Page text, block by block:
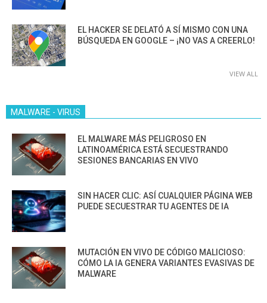
EL HACKER SE DELATÓ A SÍ MISMO CON UNA
BÚSQUEDA EN GOOGLE – ¡NO VAS A CREERLO!
VIEW ALL
MALWARE - VIRUS
EL MALWARE MÁS PELIGROSO EN
LATINOAMÉRICA ESTÁ SECUESTRANDO
SESIONES BANCARIAS EN VIVO
SIN HACER CLIC: ASÍ CUALQUIER PÁGINA WEB
PUEDE SECUESTRAR TU AGENTES DE IA
MUTACIÓN EN VIVO DE CÓDIGO MALICIOSO:
CÓMO LA IA GENERA VARIANTES EVASIVAS DE
MALWARE